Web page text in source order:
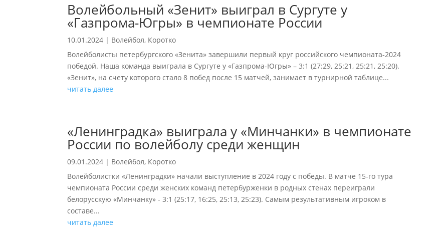
Волейбольный «Зенит» выиграл в Сургуте у
«Газпрома-Югры» в чемпионате России
10.01.2024 | Волейбол, Коротко
Волейболисты петербургского «Зенита» завершили первый круг российского чемпионата-2024
победой. Наша команда выиграла в Сургуте у «Газпрома-Югры» – 3:1 (27:29, 25:21, 25:21, 25:20).
«Зенит», на счету которого стало 8 побед после 15 матчей, занимает в турнирной таблице...
читать далее
«Ленинградка» выиграла у «Минчанки» в чемпионате
России по волейболу среди женщин
09.01.2024 | Волейбол, Коротко
Волейболистки «Ленинградки» начали выступление в 2024 году с победы. В матче 15-го тура
чемпионата России среди женских команд петербурженки в родных стенах переиграли
белорусскую «Минчанку» - 3:1 (25:17, 16:25, 25:13, 25:23). Самым результативным игроком в
составе...
читать далее